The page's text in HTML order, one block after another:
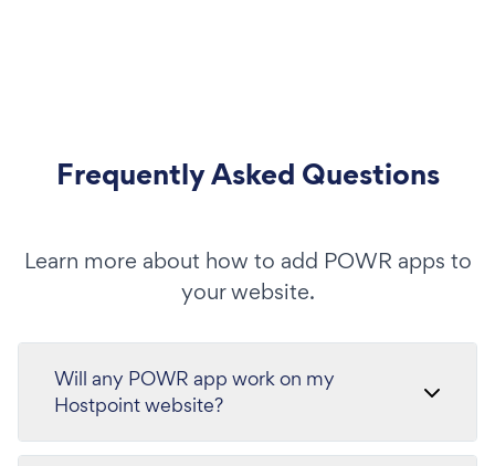
Frequently Asked Questions
Learn more about how to add POWR apps to
your website.
Will any POWR app work on my
Hostpoint website?